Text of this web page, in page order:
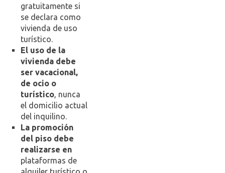
gratuitamente si
se declara como
vivienda de uso
turístico.
El uso de la
vivienda debe
ser vacacional,
de ocio o
turístico, nunca
el domicilio actual
del inquilino.
La promoción
del piso debe
realizarse en
plataformas de